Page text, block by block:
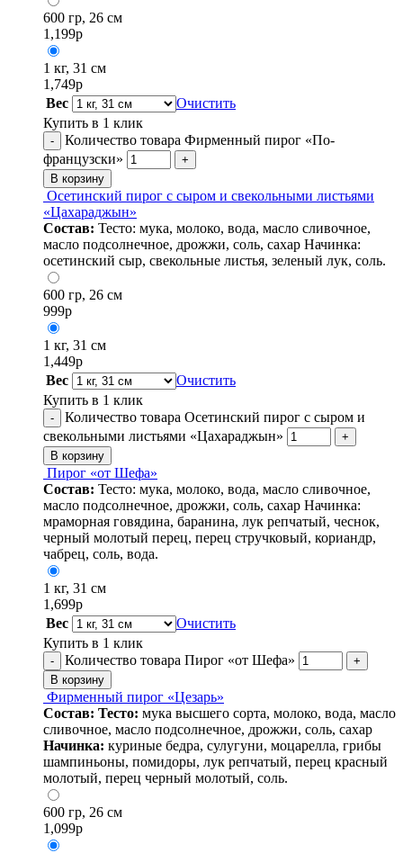
600 гр, 26 см
1,199р
1 кг, 31 см
1,749р
Вес
Очистить
Купить в 1 клик
-
Количество товара Фирменный пирог «По-
французски»
+
В корзину
Осетинский пирог с сыром и свекольными листьями
«Цахараджын»
Состав: Тесто: мука, молоко, вода, масло сливочное,
масло подсолнечное, дрожжи, соль, сахар Начинка:
осетинский сыр, свекольные листья, зеленый лук, соль.
600 гр, 26 см
999р
1 кг, 31 см
1,449р
Вес
Очистить
Купить в 1 клик
-
Количество товара Осетинский пирог с сыром и
свекольными листьями «Цахараджын»
+
В корзину
Пирог «от Шефа»
Состав: Тесто: мука, молоко, вода, масло сливочное,
масло подсолнечное, дрожжи, соль, сахар Начинка:
мраморная говядина, баранина, лук репчатый, чеснок,
черный молотый перец, перец стручковый, кориандр,
чабрец, соль, вода.
1 кг, 31 см
1,699р
Вес
Очистить
Купить в 1 клик
- Количество товара Пирог «от Шефа»
+
В корзину
Фирменный пирог «Цезарь»
Состав: Тесто: мука высшего сорта, молоко, вода, масло
сливочное, масло подсолнечное, дрожжи, соль, сахар
Начинка: куриные бедра, сулугуни, моцарелла, грибы
шампиньоны, помидоры, лук репчатый, перец красный
молотый, перец черный молотый, соль.
600 гр, 26 см
1,099р